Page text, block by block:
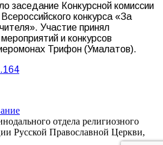
заседание Конкурсной комиссии
конкурса «За
Участие принял
и конкурсов
Трифон (Умалатов).
164
отдела религиозного
Русской Православной Церкви,